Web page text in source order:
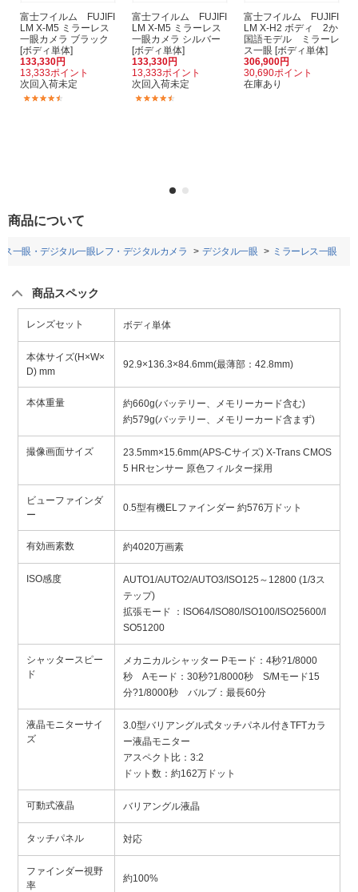
富士フイルム FUJIFI
LM X-M5 ミラーレス
一眼カメラ ブラック
[ボディ単体]
133,330円
13,333ポイント
次回入荷未定
富士フイルム FUJIFI
LM X-M5 ミラーレス
一眼カメラ シルバー
[ボディ単体]
133,330円
13,333ポイント
次回入荷未定
富士フイルム FUJIFI
LM X-H2 ボディ 2か
国語モデル ミラーレ
ス一眼 [ボディ単体]
306,900円
30,690ポイント
在庫あり
商品について
ス一眼・デジタル一眼レフ・デジタルカメラ デジタル一眼 ミラーレス一眼
商品スペック
レンズセット ボディ単体
本体サイズ(H×W×
D) mm
92.9×136.3×84.6mm(最薄部：42.8mm)
本体重量
約660g(バッテリー、メモリーカード含む)
約579g(バッテリー、メモリーカード含まず)
撮像画面サイズ
23.5mm×15.6mm(APS-Cサイズ) X-Trans CMOS
5 HRセンサー 原色フィルター採用
ビューファインダ
ー
0.5型有機ELファインダー 約576万ドット
有効画素数 約4020万画素
ISO感度
AUTO1/AUTO2/AUTO3/ISO125～12800 (1/3ス
テップ)
拡張モード ：ISO64/ISO80/ISO100/ISO25600/I
SO51200
シャッタースピー
ド
メカニカルシャッター Pモード：4秒?1/8000
秒 Aモード：30秒?1/8000秒 S/Mモード15
分?1/8000秒 バルブ：最長60分
液晶モニターサイ
ズ
3.0型バリアングル式タッチパネル付きTFTカラ
ー液晶モニター
アスペクト比：3:2
ドット数：約162万ドット
可動式液晶 バリアングル液晶
タッチパネル 対応
ファインダー視野
率
約100%